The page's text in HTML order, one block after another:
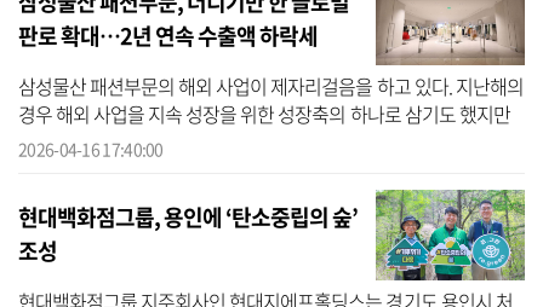
판로 확대…2년 연속 수출액 하락세
삼성물산 패션부문의 해외 사업이 제자리걸음을 하고 있다. 지난해의
경우 해외 사업을 지속 성장을 위한 성장축의 하나로 삼기도 했지만
수출액은 오히려 전년 대비 감소했다. 해당 수출액은 회사 전체 매출
2026-04-16 17:40:00
현대백화점그룹, 용인에 ‘탄소중립의 숲’
조성
현대백화점그룹 지주회사인 현대지에프홀딩스는 경기도 용인시 처